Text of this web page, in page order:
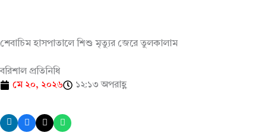
শেবাচিম হাসপাতালে শিশু মৃত্যুর জেরে তুলকালাম
বরিশাল প্রতিনিধি
মে ২০, ২০২৬
১২:১৩ অপরাহ্ণ